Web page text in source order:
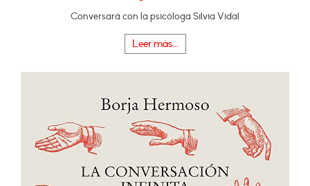
Conversará con la psicóloga Silvia Vidal
Leer más...